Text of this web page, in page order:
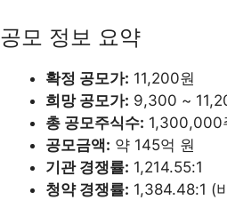
공모 정보 요약
확정 공모가: 11,200원
희망 공모가: 9,300 ~
총 공모주식수: 1,300,000
공모금액: 약 145억 원
기관 경쟁률: 1,214.55:1
청약 경쟁률: 1,384.48:1 (